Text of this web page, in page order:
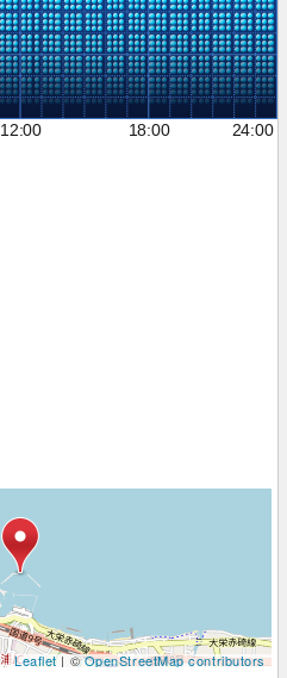
12:00 18:00 24:00
Leaflet| ©OpenStreetMap contributors